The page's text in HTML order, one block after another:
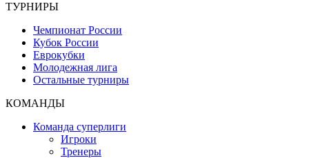
ТУРНИРЫ
Чемпионат России
Кубок России
Еврокубки
Молодежная лига
Остальные турниры
КОМАНДЫ
Команда суперлиги
Игроки
Тренеры